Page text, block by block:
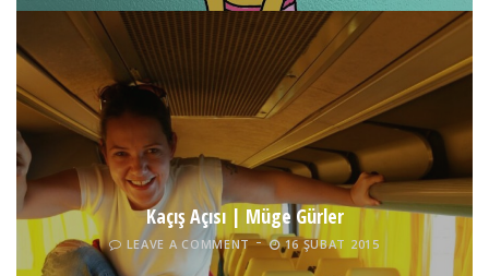
Kaçış Açısı | Müge Gürler
LEAVE A COMMENT 16 ŞUBAT 2015